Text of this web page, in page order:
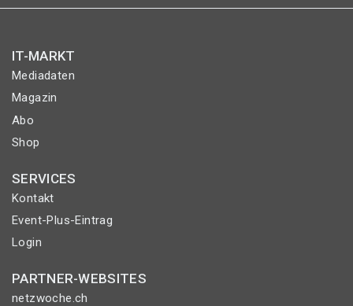
IT-MARKT
Mediadaten
Magazin
Abo
Shop
SERVICES
Kontakt
Event-Plus-Eintrag
Login
PARTNER-WEBSITES
netzwoche.ch